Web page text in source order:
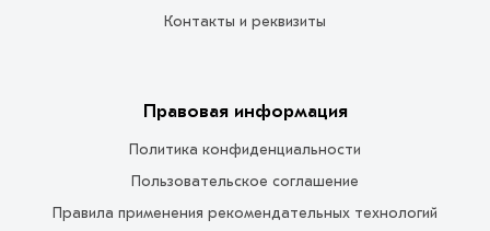
Контакты и реквизиты
Правовая информация
Политика конфиденциальности
Пользовательское соглашение
Правила применения рекомендательных технологий